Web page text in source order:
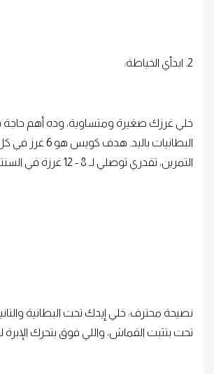
2. ابدأي الخياطة:
خلي غرزك صغيرة ومتساوية، وده أهم
البطانيات باليد.
التمرين، تقدري توصلي لـ 8 - 12 غرزة في السنتيمتر.
نصيحة محترف: خلي إيدك تحت البطانية
تحت بتثبت القماش، واللي فوق بتحرك